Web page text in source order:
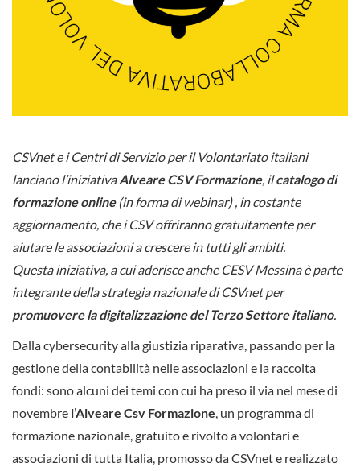
CSVnet e i Centri di Servizio per il Volontariato italiani
lanciano l’iniziativaAlveare CSV Formazione, ilcatalogo di
formazione online(in forma di webinar) , in costante
aggiornamento, che i CSV offriranno gratuitamente per
aiutare le associazioni a crescere in tutti gli ambiti.
Questa iniziativa, a cui aderisce anche CESV Messina è parte
integrante della strategia nazionale di CSVnet per
promuovere la digitalizzazione del Terzo Settore italiano.
Dalla cybersecurity alla giustizia riparativa, passando per la
gestione della contabilità nelle associazioni e la raccolta
fondi: sono alcuni dei temi con cui ha preso il via nel mese di
novembre l’Alveare Csv Formazione , un programma di
formazione nazionale, gratuito e rivolto a volontari e
associazioni di tutta Italia, promosso da CSVnet e realizzato